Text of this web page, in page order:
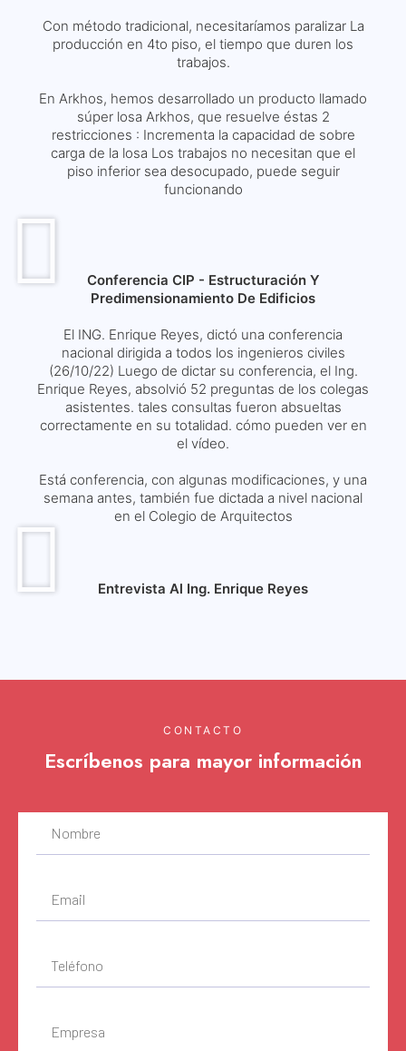
Con método tradicional, necesitaríamos paralizar La
producción en 4to piso, el tiempo que duren los
trabajos.
En Arkhos, hemos desarrollado un producto llamado
súper losa Arkhos, que resuelve éstas 2
restricciones : Incrementa la capacidad de sobre
carga de la losa Los trabajos no necesitan que el
piso inferior sea desocupado, puede seguir
funcionando
Conferencia CIP - Estructuración Y
Predimensionamiento De Edificios​
El ING. Enrique Reyes, dictó una conferencia
nacional dirigida a todos los ingenieros civiles
(26/10/22) Luego de dictar su conferencia, el Ing.
Enrique Reyes, absolvió 52 preguntas de los colegas
asistentes. tales consultas fueron absueltas
correctamente en su totalidad. cómo pueden ver en
el vídeo.
Está conferencia, con algunas modificaciones, y una
semana antes, también fue dictada a nivel nacional
en el Colegio de Arquitectos
Entrevista Al Ing. Enrique Reyes
CONTACTO
Escríbenos para mayor información